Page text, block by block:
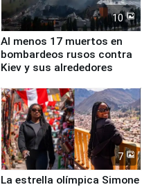
10
Al menos 17 muertos en
bombardeos rusos contra
Kiev y sus alrededores
7
La estrella olímpica Simone